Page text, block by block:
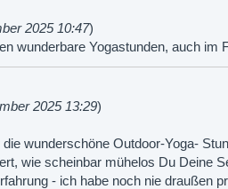
2025 10:47)
wunderbare Yogastunden, auch im
2025 13:29)
wunderschöne Outdoor-Yoga-
wie scheinbar mühelos Du Deine
- ich habe noch nie draußen